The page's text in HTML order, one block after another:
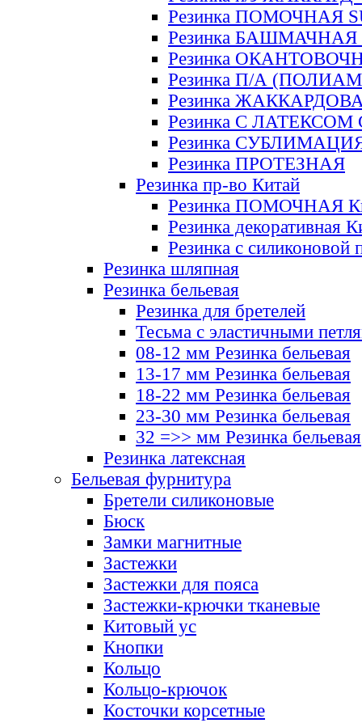
Резинка ПОМОЧНАЯ
Резинка БАШМАЧНАЯ
Резинка
Резинка П/А
Резинка
Резинка С ЛАТЕКСОМ
Резинка
Резинка ПРОТЕЗНАЯ
Резинка пр-во Китай
Резинка ПОМОЧНАЯ
Резинка декоративная
Резинка с силиконовой
Резинка шляпная
Резинка бельевая
Резинка для бретелей
Тесьма с эластичными
08-12 мм Резинка бельевая
13-17 мм Резинка бельевая
18-22 мм Резинка бельевая
23-30 мм Резинка бельевая
32 =>> мм Резинка бельевая
Резинка латексная
Бельевая фурнитура
Бретели силиконовые
Бюск
Замки магнитные
Застежки
Застежки для пояса
Застежки-крючки тканевые
Китовый ус
Кнопки
Кольцо
Кольцо-крючок
Косточки корсетные